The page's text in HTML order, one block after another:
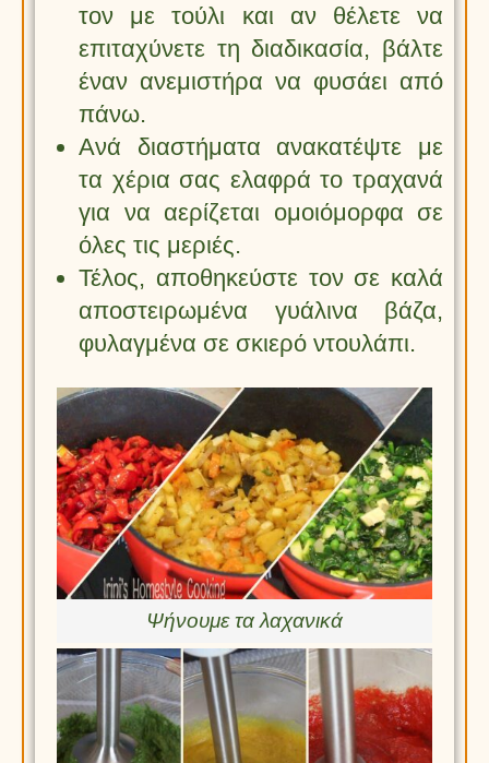
τον με τούλι και αν θέλετε να
επιταχύνετε τη διαδικασία, βάλτε
έναν ανεμιστήρα να φυσάει από
πάνω.
Ανά διαστήματα ανακατέψτε με
τα χέρια σας ελαφρά το τραχανά
για να αερίζεται ομοιόμορφα σε
όλες τις μεριές.
Τέλος, αποθηκεύστε τον σε καλά
αποστειρωμένα γυάλινα βάζα,
φυλαγμένα σε σκιερό ντουλάπι.
Ψήνουμε τα λαχανικά